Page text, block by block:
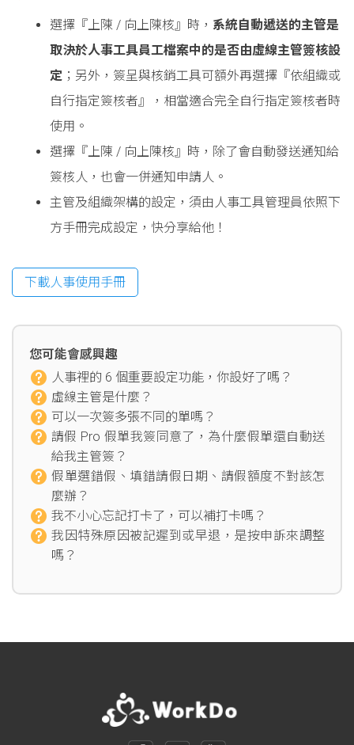
選擇『上陳 / 向上陳核』時， 系統自動遞送的主管是
取決於人事工具員工檔案中的是否由虛線主管簽核設
定 ；另外，簽呈與核銷工具可額外再選擇『依組織或
自行指定簽核者』，相當適合完全自行指定簽核者時
使用。
選擇『上陳 / 向上陳核』時，除了會自動發送通知給
簽核人，也會一併通知申請人。
主管及組織架構的設定，須由人事工具管理員依照下
方手冊完成設定，快分享給他！
下載人事使用手冊
您可能會感興趣
人事裡的 6 個重要設定功能，你設好了嗎？
虛線主管是什麼？
可以一次簽多張不同的單嗎？
請假 Pro 假單我簽同意了，為什麼假單還自動送
給我主管簽？
假單選錯假、填錯請假日期、請假額度不對該怎
麼辦？
我不小心忘記打卡了，可以補打卡嗎？
我因特殊原因被記遲到或早退，是按申訴來調整
嗎？